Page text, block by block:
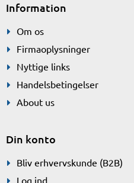
Information
Om os
Firmaoplysninger
Nyttige links
Handelsbetingelser
About us
Din konto
Bliv erhvervskunde (B2B)
Log ind